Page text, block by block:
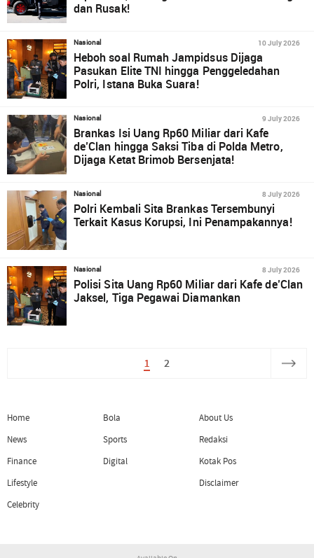
dan Rusak!
Nasional 10 July 2026
Heboh soal Rumah Jampidsus Dijaga
Pasukan Elite TNI hingga Penggeledahan
Polri, Istana Buka Suara!
Nasional 9 July 2026
Brankas Isi Uang Rp60 Miliar dari Kafe
de’Clan hingga Saksi Tiba di Polda Metro,
Dijaga Ketat Brimob Bersenjata!
Nasional 8 July 2026
Polri Kembali Sita Brankas Tersembunyi
Terkait Kasus Korupsi, Ini Penampakannya!
Nasional 8 July 2026
Polisi Sita Uang Rp60 Miliar dari Kafe de’Clan
Jaksel, Tiga Pegawai Diamankan
1 2
Home
News
Finance
Lifestyle
Celebrity
Bola
Sports
Digital
About Us
Redaksi
Kotak Pos
Disclaimer